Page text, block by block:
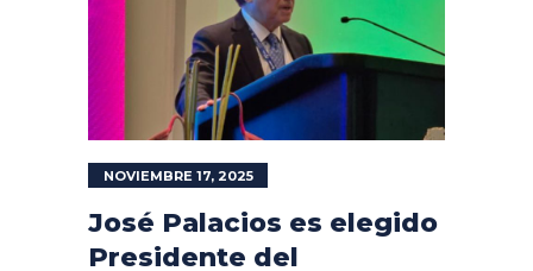
NOVIEMBRE 17, 2025
José Palacios es elegido
Presidente del